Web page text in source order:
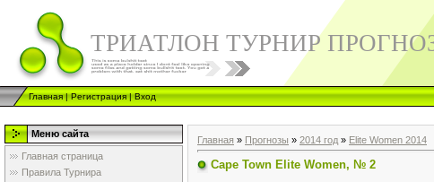
ТРИАТЛОН ТУРНИР
Главная|Регистрация|Вход
Меню сайта
Главная страница
Правила Турнира
Главная » Прогнозы » 2014 год » Elite Women 2014
Cape Town Elite Women, № 2